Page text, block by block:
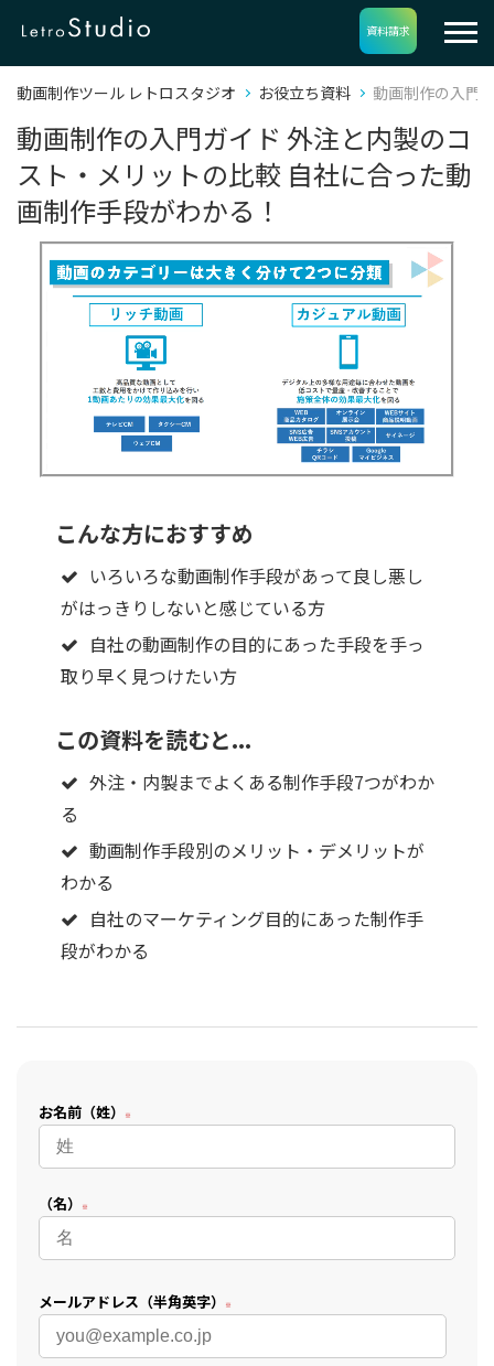
資料請求
動画制作ツール レトロスタジオ お役立ち資料 動画制作の入門
動画制作の入門ガイド 外注と内製のコ
スト・メリットの比較 自社に合った動
画制作手段がわかる！
こんな方におすすめ
いろいろな動画制作手段があって良し悪し
がはっきりしないと感じている方
自社の動画制作の目的にあった手段を手っ
取り早く見つけたい方
この資料を読むと...
外注・内製までよくある制作手段7つがわか
る
動画制作手段別のメリット・デメリットが
わかる
自社のマーケティング目的にあった制作手
段がわかる
お名前（姓）
（名）
メールアドレス（半角英字）